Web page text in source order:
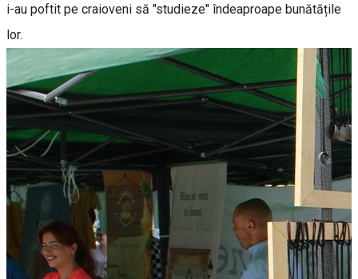
i-au poftit pe craioveni să "studieze" îndeaproape bunătățile
lor.